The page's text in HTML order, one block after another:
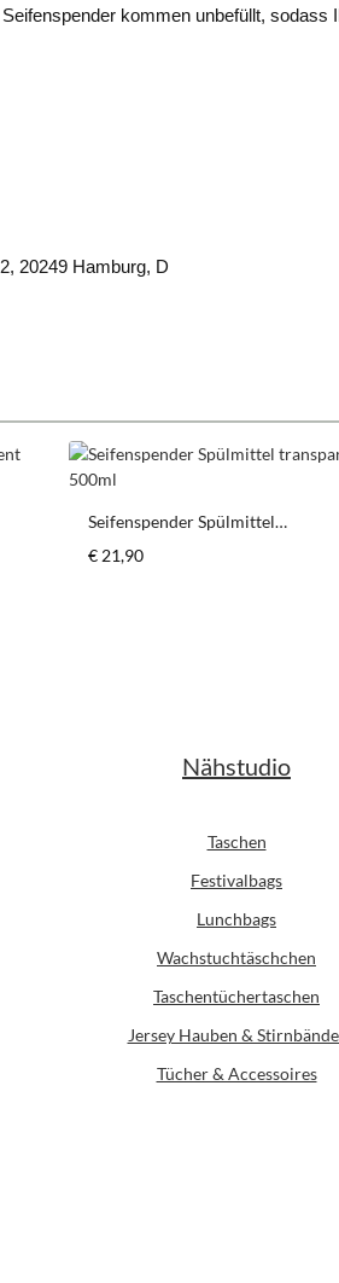
kommen unbefüllt, sodass
20249 Hamburg, D
Seifenspender Spülmittel
Regulärer Preis:
€ 21,90
Nähstudio
Taschen
Festivalbags
Lunchbags
Wachstuchtäschchen
Taschentüchertaschen
Jersey Hauben &
Tücher & Accessoires